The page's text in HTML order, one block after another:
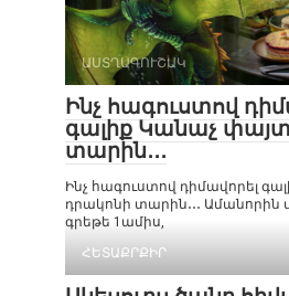
ԱՍՏՂԱԳՈՒՇԱԿ
Ինչ հագուստով
գալիք Կանաչ
տարին․․․
Ինչ հագուստով դիմավորել
դրակոնի տարին․․․ Ամանորին
գրեթե 1ամիս,
ՀԵՏԱՔՐՔԻՐ